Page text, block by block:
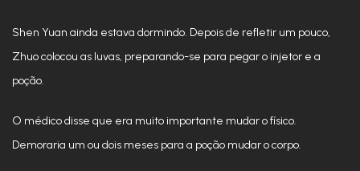
Shen Yuan ainda estava dormindo. Depois de refletir um pouco,
Zhuo colocou as luvas, preparando-se para pegar o injetor e a
poção.
O médico disse que era muito importante mudar o físico.
Demoraria um ou dois meses para a poção mudar o corpo.